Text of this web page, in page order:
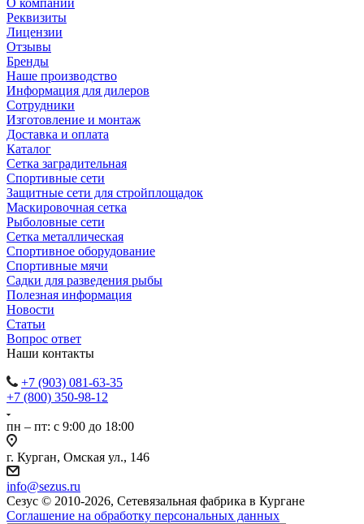
О компании
Реквизиты
Лицензии
Отзывы
Бренды
Наше производство
Информация для дилеров
Сотрудники
Изготовление и монтаж
Доставка и оплата
Каталог
Сетка заградительная
Спортивные сети
Защитные сети для стройплощадок
Маскировочная сетка
Рыболовные сети
Сетка металлическая
Спортивное оборудование
Спортивные мячи
Садки для разведения рыбы
Полезная информация
Новости
Статьи
Вопрос ответ
Наши контакты
+7 (903) 081-63-35
+7 (800) 350-98-12
пн – пт: с 9:00 до 18:00
г. Курган, Омская ул., 146
info@sezus.ru
Сезус © 2010-2026, Сетевязальная фабрика в Кургане
Соглашение на обработку персональных данных